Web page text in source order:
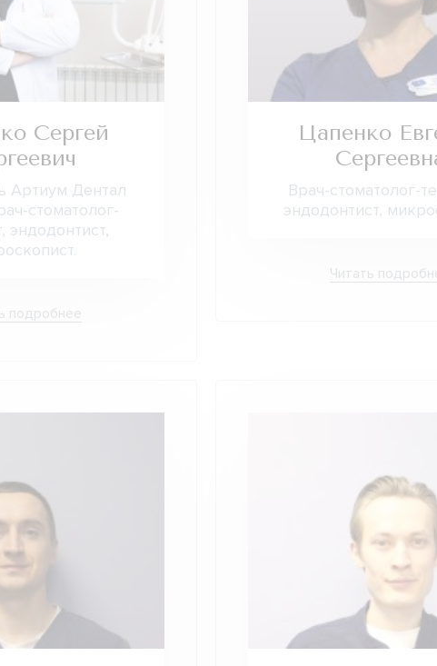
Сергей
Артиум Дентал
стоматолог-
эндодонтист,
подробнее
Цапенко
Врач-стоматолог-
эндодонтист,
Читать